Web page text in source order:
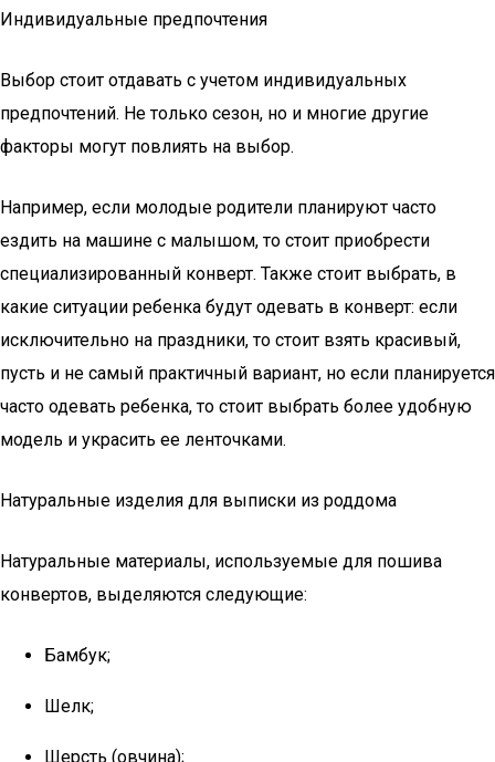
Индивидуальные предпочтения
Выбор стоит отдавать с учетом индивидуальных
предпочтений. Не только сезон, но и многие другие
факторы могут повлиять на выбор.
Например, если молодые родители планируют часто
ездить на машине с малышом, то стоит приобрести
специализированный конверт. Также стоит выбрать, в
какие ситуации ребенка будут одевать в конверт: если
исключительно на праздники, то стоит взять красивый,
пусть и не самый практичный вариант, но если планируется
часто одевать ребенка, то стоит выбрать более удобную
модель и украсить ее ленточками.
Натуральные изделия для выписки из роддома
Натуральные материалы, используемые для пошива
конвертов, выделяются следующие:
Бамбук;
Шелк;
Шерсть (овчина);